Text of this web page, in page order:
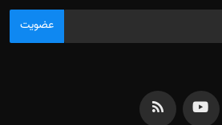
عضویت